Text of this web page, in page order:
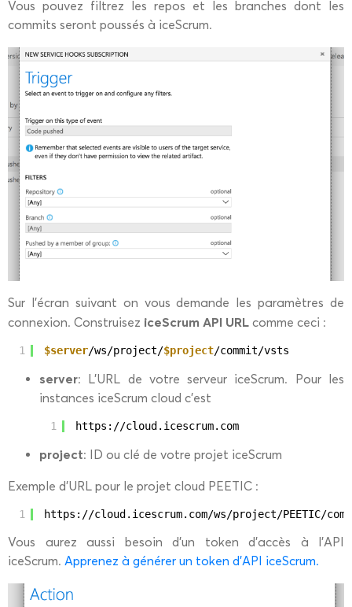
Vous pouvez filtrez les repos et les branches dont les
commits seront poussés à iceScrum.
Sur l’écran suivant on vous demande les paramètres de
connexion. Construisez iceScrum API URL comme ceci :
1 $server/ws/project/$project/commit/vsts
server: L’URL de votre serveur iceScrum. Pour les
instances iceScrum cloud c’est
1 https: //cloud .icescrum.com
project: ID ou clé de votre projet iceScrum
Exemple d’URL pour le projet cloud PEETIC :
1 https: //cloud .icescrum.com/ws/project/PEETIC/
Vous aurez aussi besoin d’un token d’accès à l’API
iceScrum. Apprenez à générer un token d’API iceScrum.